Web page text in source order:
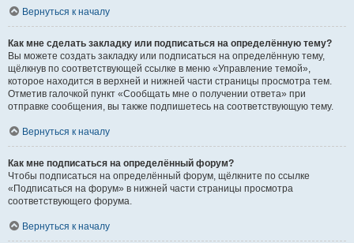
Вернуться к началу
Как мне сделать закладку или подписаться на определённую тему?
Вы можете создать закладку или подписаться на определённую тему,
щёлкнув по соответствующей ссылке в меню «Управление темой»,
которое находится в верхней и нижней части страницы просмотра тем.
Отметив галочкой пункт «Сообщать мне о получении ответа» при
отправке сообщения, вы также подпишетесь на соответствующую тему.
Вернуться к началу
Как мне подписаться на определённый форум?
Чтобы подписаться на определённый форум, щёлкните по ссылке
«Подписаться на форум» в нижней части страницы просмотра
соответствующего форума.
Вернуться к началу